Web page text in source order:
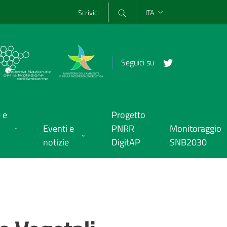
Scrivici ITA
Seguici su
e
Eventi e
notizie
Progetto
PNRR
DigitAP
Monitoraggio
SNB2030